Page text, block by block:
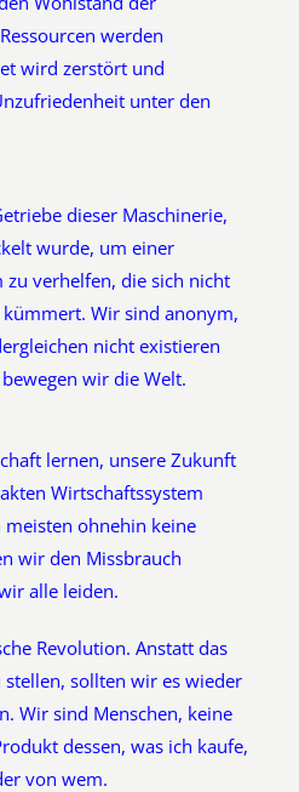
werden
wird zerstört und
unter den
dieser Maschinerie,
wurde, um einer
zu verhelfen, die sich nicht
Wir sind anonym,
nicht existieren
wir die Welt.
lernen, unsere Zukunft
Wirtschaftssystem
ohnehin keine
wir den Missbrauch
alle leiden.
Revolution. Anstatt das
stellen, sollten wir es wieder
Wir sind Menschen, keine
dessen, was ich kaufe,
von wem.